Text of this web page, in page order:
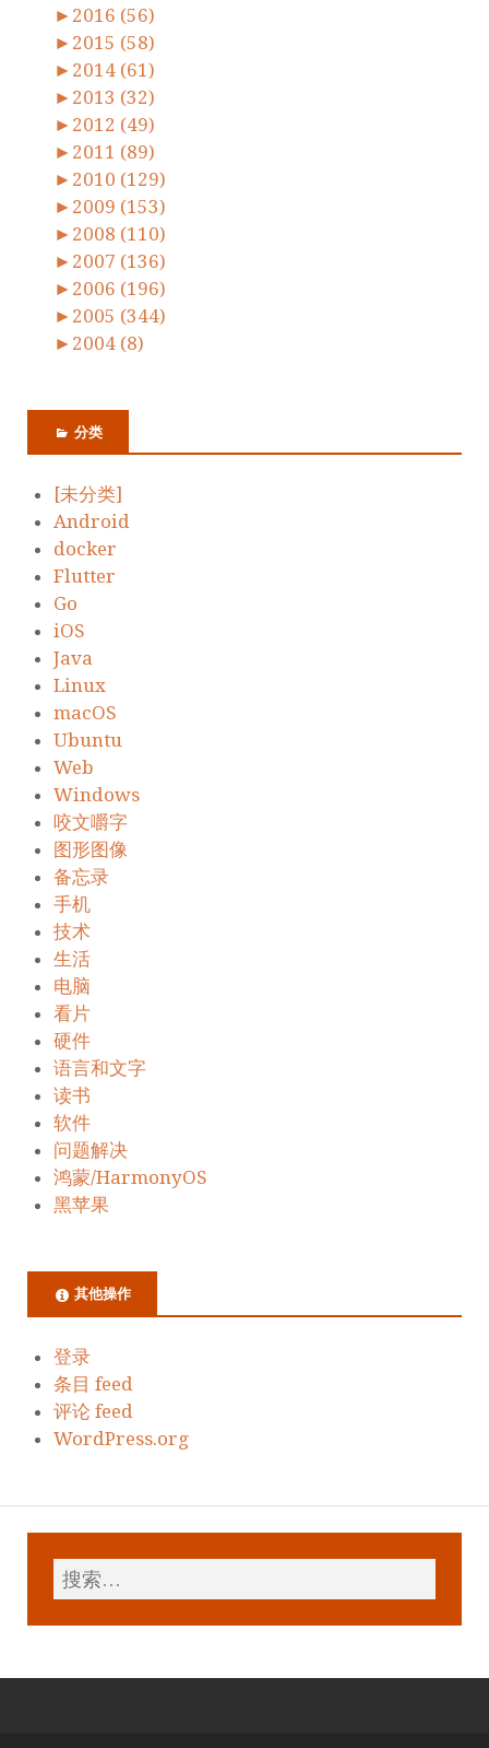
► 2016 (56)
► 2015 (58)
► 2014 (61)
► 2013 (32)
► 2012 (49)
► 2011 (89)
► 2010 (129)
► 2009 (153)
► 2008 (110)
► 2007 (136)
► 2006 (196)
► 2005 (344)
► 2004 (8)
分类
[未分类]
Android
docker
Flutter
Go
iOS
Java
Linux
macOS
Ubuntu
Web
Windows
咬文嚼字
图形图像
备忘录
手机
技术
生活
电脑
看片
硬件
语言和文字
读书
软件
问题解决
鸿蒙/HarmonyOS
黑苹果
其他操作
登录
条目 feed
评论 feed
WordPress.org